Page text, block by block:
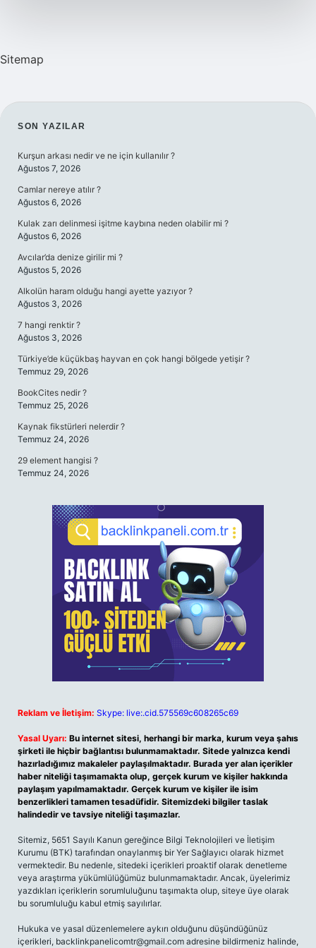
Sitemap
SIDEBAR
SON YAZILAR
Kurşun arkası nedir ve ne için kullanılır ?
Ağustos 7, 2026
Camlar nereye atılır ?
Ağustos 6, 2026
Kulak zarı delinmesi işitme kaybına neden olabilir mi ?
Ağustos 6, 2026
Avcılar’da denize girilir mi ?
Ağustos 5, 2026
Alkolün haram olduğu hangi ayette yazıyor ?
Ağustos 3, 2026
7 hangi renktir ?
Ağustos 3, 2026
Türkiye’de küçükbaş hayvan en çok hangi bölgede yetişir ?
Temmuz 29, 2026
BookCites nedir ?
Temmuz 25, 2026
Kaynak fikstürleri nelerdir ?
Temmuz 24, 2026
29 element hangisi ?
Temmuz 24, 2026
Reklam ve İletişim: Skype: live:.cid.575569c608265c69
Yasal Uyarı: Bu internet sitesi, herhangi bir marka, kurum veya şahıs
şirketi ile hiçbir bağlantısı bulunmamaktadır. Sitede yalnızca kendi
hazırladığımız makaleler paylaşılmaktadır. Burada yer alan içerikler
haber niteliği taşımamakta olup, gerçek kurum ve kişiler hakkında
paylaşım yapılmamaktadır. Gerçek kurum ve kişiler ile isim
benzerlikleri tamamen tesadüfidir. Sitemizdeki bilgiler taslak
halindedir ve tavsiye niteliği taşımazlar.
Sitemiz, 5651 Sayılı Kanun gereğince Bilgi Teknolojileri ve İletişim
Kurumu (BTK) tarafından onaylanmış bir Yer Sağlayıcı olarak hizmet
vermektedir. Bu nedenle, sitedeki içerikleri proaktif olarak denetleme
veya araştırma yükümlülüğümüz bulunmamaktadır. Ancak, üyelerimiz
yazdıkları içeriklerin sorumluluğunu taşımakta olup, siteye üye olarak
bu sorumluluğu kabul etmiş sayılırlar.
Hukuka ve yasal düzenlemelere aykırı olduğunu düşündüğünüz
içerikleri, backlinkpanelicomtr@gmail.com adresine bildirmeniz halinde,